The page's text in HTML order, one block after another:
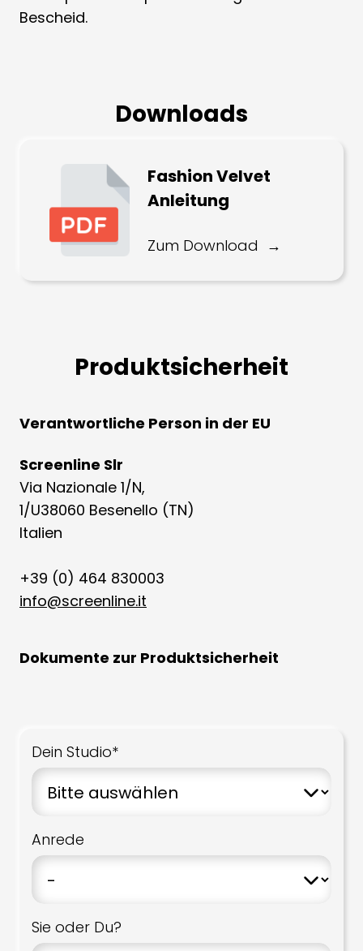
Bescheid.
Downloads
Fashion Velvet
Anleitung
Zum Download
Produktsicherheit
Verantwortliche Person in der EU
Screenline Slr
Via Nazionale 1/N,
1/U38060 Besenello (TN)
Italien
+39 (0) 464 830003
info@screenline.it
Dokumente zur Produktsicherheit
Dein Studio*
Anrede
Sie oder Du?